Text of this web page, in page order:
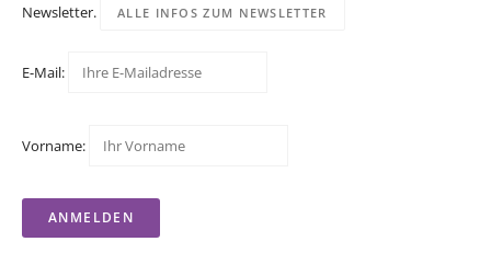
Newsletter. ALLE INFOS ZUM NEWSLETTER
E-Mail:
Vorname: